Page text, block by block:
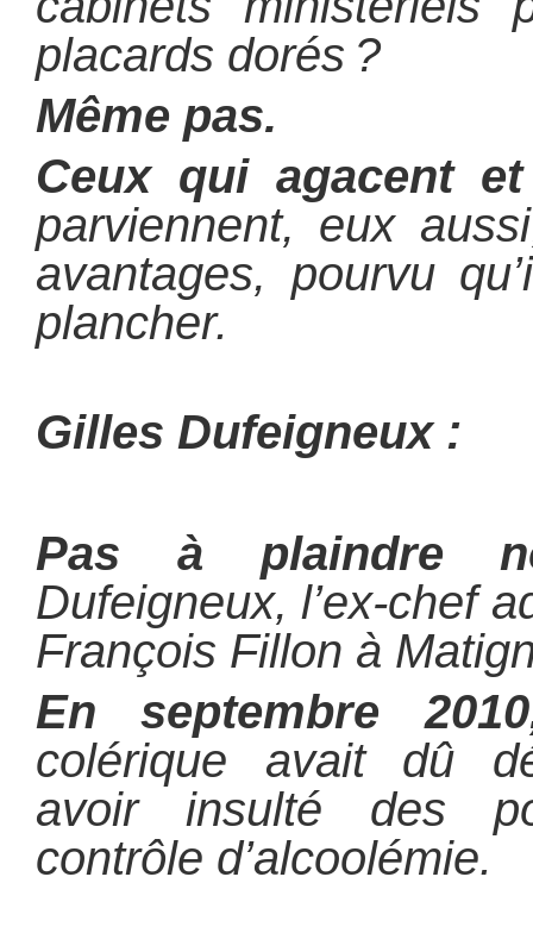
placards dorés ?
Même pas.
Ceux qui agacent
parviennent, eux
avantages, pourvu
plancher.
Gilles Dufeigneux :
Pas à plaindre
Dufeigneux, l’ex-chef
François Fillon à
En septembre
colérique avait dû
avoir insulté des
contrôle d’alcoolémie.